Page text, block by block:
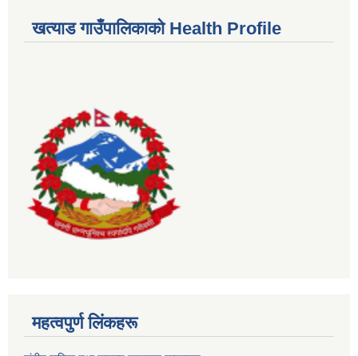
खत्याड गाउँपालिकाकाे Health Profile
महत्वपुर्ण लिंकहरू